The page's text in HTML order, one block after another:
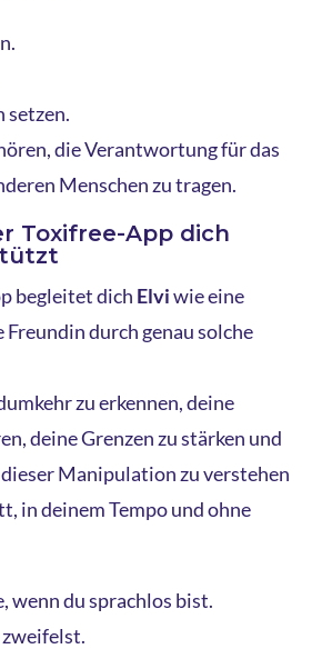
setzen.
die Verantwortung für das
Menschen zu tragen.
Toxifree-App dich
begleitet dich Elviwie eine
durch genau solche
zu erkennen, deine
deine Grenzen zu stärken und
Manipulation zu verstehen
in deinem Tempo und ohne
wenn du sprachlos bist.